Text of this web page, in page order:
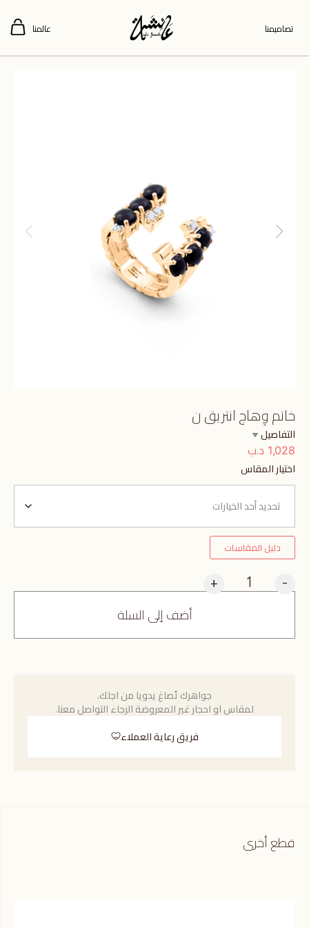
تصاميمنا عالمنا
خاتم وِهاج انتريق ن
التفاصيل
1,028 د.ب
اختيار المقاس
دليل المقاسات
-
+
أضف إلى السلة
جواهرك تُصاغ يدويا من اجلك.
لمقاس او احجار غير المعروضة الرجاء التواصل معنا.
فريق رعاية العملاء
قطع أخرى